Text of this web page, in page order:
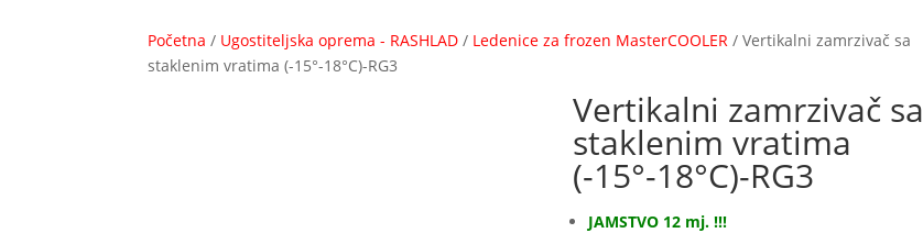
Početna / Ugostiteljska oprema - RASHLAD / Ledenice za frozen MasterCOOLER / Vertikalni zamrzivač sa
staklenim vratima (-15°-18°C)-RG3
Vertikalni zamrzivač sa
staklenim vratima
(-15°-18°C)-RG3
JAMSTVO 12 mj. !!!